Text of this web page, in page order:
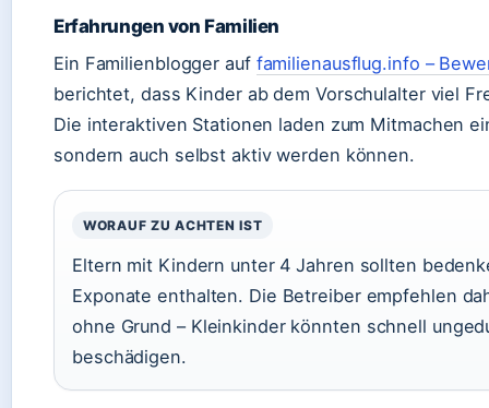
Erfahrungen von Familien
Ein Familienblogger auf familienausflug.info –
berichtet, dass Kinder ab dem Vorschulalter viel
Die interaktiven Stationen laden zum Mitmachen
sondern auch selbst aktiv werden können.
WORAUF ZU ACHTEN IST
Eltern mit Kindern unter 4 Jahren sollten
Exponate enthalten. Die Betreiber empfehlen
ohne Grund – Kleinkinder könnten schnell
beschädigen.